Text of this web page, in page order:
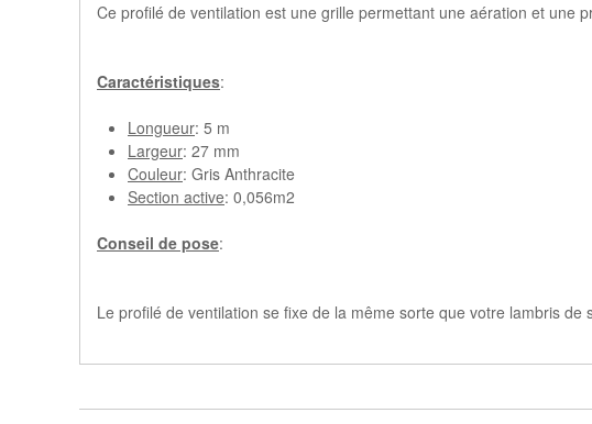
Ce profilé de ventilation est une grille permettant une aération et une
Caractéristiques:
Longueur: 5 m
Largeur: 27 mm
Couleur: Gris Anthracite
Section active: 0,056m2
Conseil de pose:
Le profilé de ventilation se fixe de la même sorte que votre lambris de